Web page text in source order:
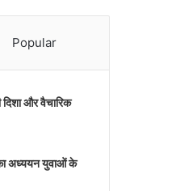
Popular
और वैचारिक
अध्ययन युवाओं के